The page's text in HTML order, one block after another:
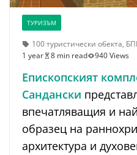
ТУРИЗЪМ
100 туристически обекта,
1 year
8 min read 940 Views
Епископският
Сандански
впечатляващия и
образец на
архитектура и